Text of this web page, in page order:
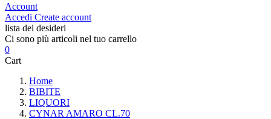
Account
Accedi Create account
lista dei desideri
Ci sono più articoli nel tuo carrello
0
Cart
Home
BIBITE
LIQUORI
CYNAR AMARO CL.70